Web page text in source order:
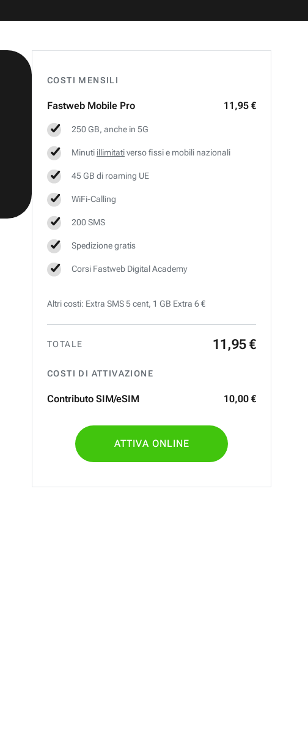
COSTI MENSILI
Fastweb Mobile Pro 11,95 €
250 GB, anche in 5G
Minuti illimitativerso fissi e mobili nazionali
45 GB di roaming UE
WiFi-Calling
200 SMS
Spedizione gratis
Corsi Fastweb Digital Academy
Altri costi: Extra SMS 5 cent, 1 GB Extra 6 €
TOTALE 11 ,95 €
COSTI DI ATTIVAZIONE
Contributo SIM/eSIM 10,00 €
ATTIVA ONLINE